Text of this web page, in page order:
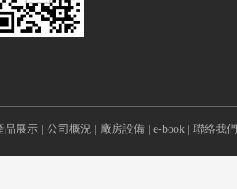
品展示 公司概況 廠房設備 e-book 聯絡我們